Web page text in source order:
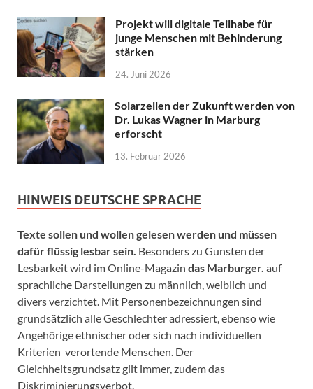
Projekt will digitale Teilhabe für
junge Menschen mit Behinderung
stärken
24. Juni 2026
Solarzellen der Zukunft werden von
Dr. Lukas Wagner in Marburg
erforscht
13. Februar 2026
HINWEIS DEUTSCHE SPRACHE
Texte sollen und wollen gelesen werden und müssen
dafür flüssig lesbar sein. Besonders zu Gunsten der
Lesbarkeit wird im Online-Magazin das Marburger. auf
sprachliche Darstellungen zu männlich, weiblich und
divers verzichtet. Mit Personenbezeichnungen sind
grundsätzlich alle Geschlechter adressiert, ebenso wie
Angehörige ethnischer oder sich nach individuellen
Kriterien verortende Menschen. Der
Gleichheitsgrundsatz gilt immer, zudem das
Diskriminierungsverbot.